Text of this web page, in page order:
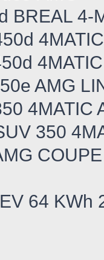
BREAL 4-
AMG
4MATIC
350
64 KWh